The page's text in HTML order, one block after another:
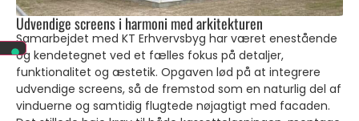
Udvendige screens i harmoni med arkitekturen
Samarbejdet med KT Erhvervsbyg har været enestående
og kendetegnet ved et fælles fokus på detaljer,
funktionalitet og æstetik. Opgaven lød på at integrere
udvendige screens, så de fremstod som en naturlig del af
vinduerne og samtidig flugtede nøjagtigt med facaden.